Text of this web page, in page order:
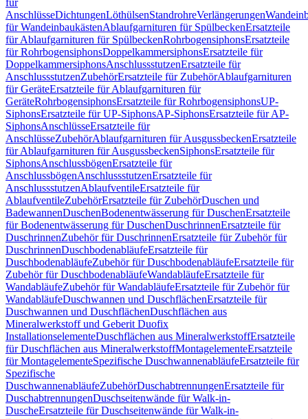
für
AnschlüsseDichtungenLöthülsenStandrohreVerlängerungen
für WandeinbaukästenAblaufgarnituren für SpülbeckenErsatzteile
für Ablaufgarnituren für SpülbeckenRohrbogensiphonsErsatzteile
für RohrbogensiphonsDoppelkammersiphonsErsatzteile für
DoppelkammersiphonsAnschlussstutzenErsatzteile für
AnschlussstutzenZubehörErsatzteile für ZubehörAblaufgarnituren
für GeräteErsatzteile für Ablaufgarnituren für
GeräteRohrbogensiphonsErsatzteile für RohrbogensiphonsUP-
SiphonsErsatzteile für UP-SiphonsAP-SiphonsErsatzteile für AP-
SiphonsAnschlüsseErsatzteile für
AnschlüsseZubehörAblaufgarnituren für AusgussbeckenErsatzteile
für Ablaufgarnituren für AusgussbeckenSiphonsErsatzteile für
SiphonsAnschlussbögenErsatzteile für
AnschlussbögenAnschlussstutzenErsatzteile für
AnschlussstutzenAblaufventileErsatzteile für
AblaufventileZubehörErsatzteile für ZubehörDuschen und
BadewannenDuschenBodenentwässerung für DuschenErsatzteile
für Bodenentwässerung für DuschenDuschrinnenErsatzteile für
DuschrinnenZubehör für DuschrinnenErsatzteile für Zubehör für
DuschrinnenDuschbodenabläufeErsatzteile für
DuschbodenabläufeZubehör für DuschbodenabläufeErsatzteile für
Zubehör für DuschbodenabläufeWandabläufeErsatzteile für
WandabläufeZubehör für WandabläufeErsatzteile für Zubehör für
WandabläufeDuschwannen und DuschflächenErsatzteile für
Duschwannen und DuschflächenDuschflächen aus
Mineralwerkstoff und Geberit Duofix
InstallationselementeDuschflächen aus MineralwerkstoffErsatzteile
für Duschflächen aus MineralwerkstoffMontagelementeErsatzteile
für MontagelementeSpezifische DuschwannenabläufeErsatzteile für
Spezifische
DuschwannenabläufeZubehörDuschabtrennungenErsatzteile für
DuschabtrennungenDuschseitenwände für Walk-in-
DuscheErsatzteile für Duschseitenwände für Walk-in-